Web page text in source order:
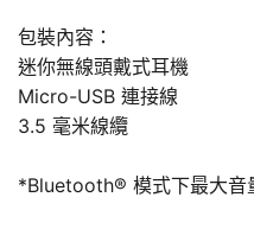
包裝內容：
迷你無線頭戴式耳機
Micro-USB 連接線
3.5 毫米線纜
*Bluetooth® 模式下最大音